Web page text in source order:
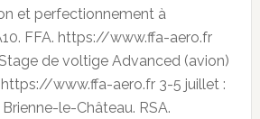
et perfectionnement à
FFA. https://www.ffa-aero.fr
Stage de voltige Advanced (avion)
https://www.ffa-aero.fr 3-5 juillet :
le-Château. RSA.